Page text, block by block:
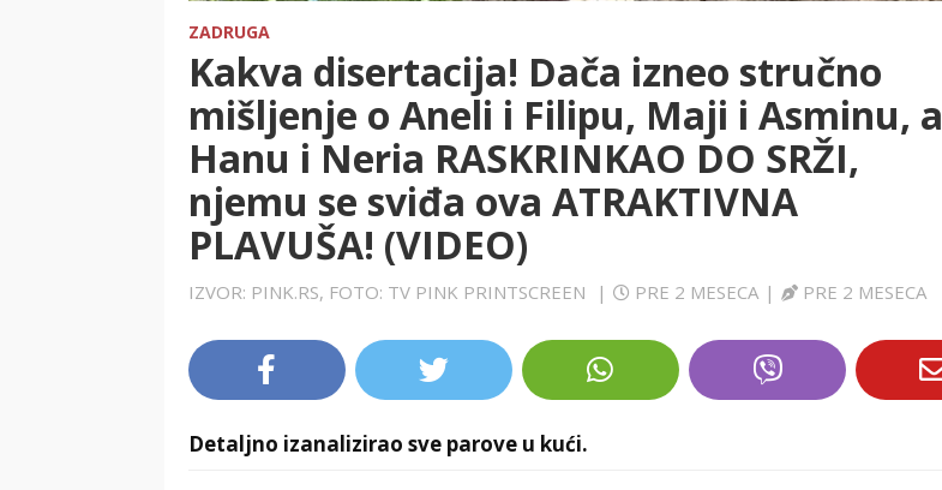
ZADRUGA
Kakva disertacija! Dača izneo stručno
mišljenje o Aneli i Filipu, Maji i Asminu, a
Hanu i Neria RASKRINKAO DO SRŽI,
njemu se sviđa ova ATRAKTIVNA
PLAVUŠA! (VIDEO)
IZVOR: PINK.RS, FOTO: TV PINK PRINTSCREEN | PRE 2 MESECA | PRE 2 MESECA
Detaljno izanalizirao sve parove u kući.